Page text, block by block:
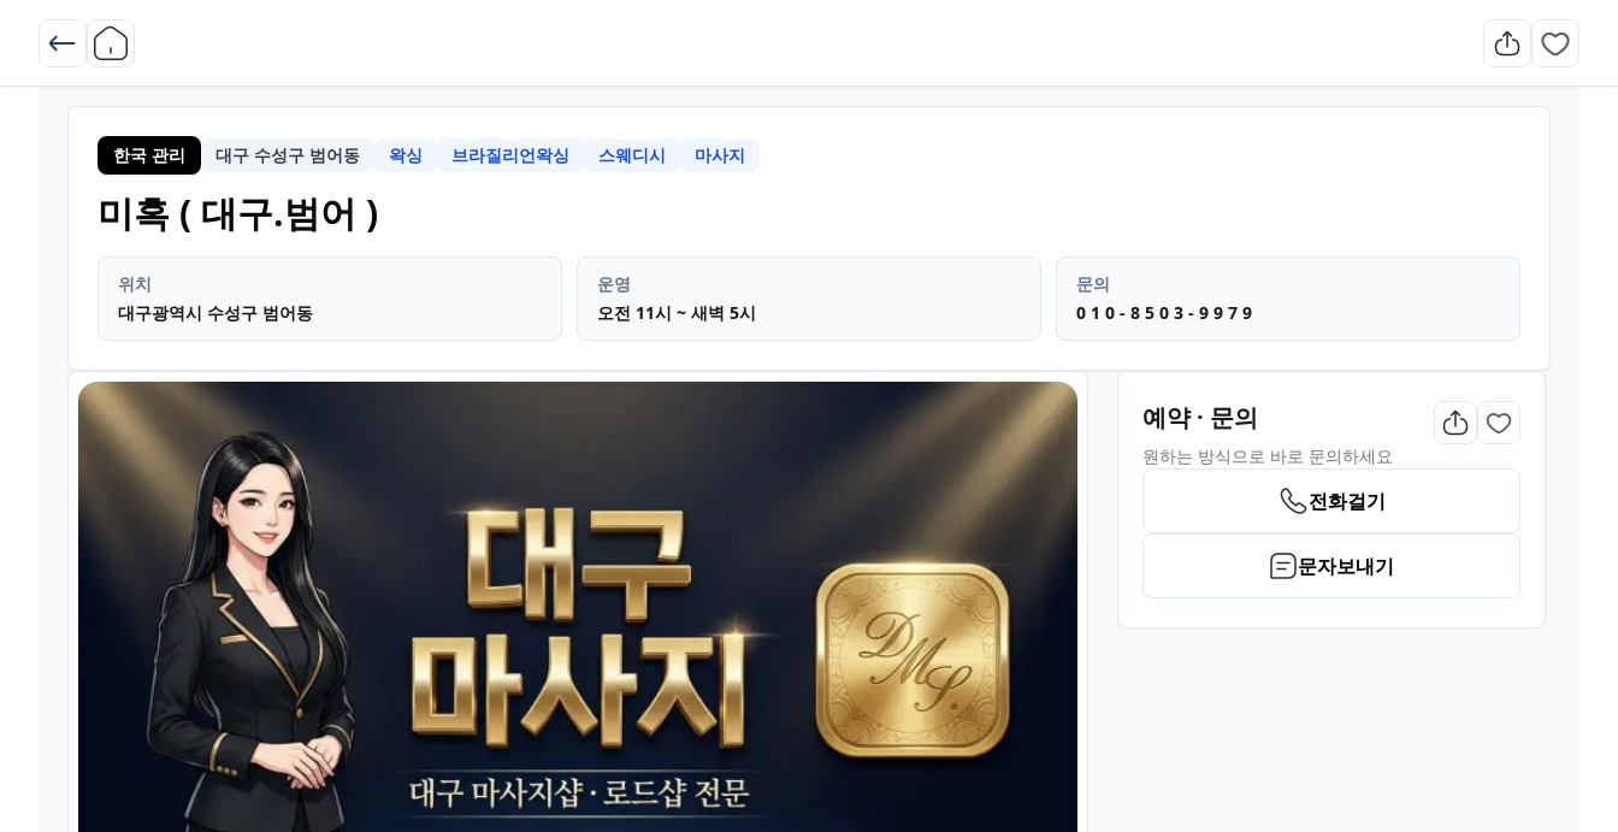
한국 관리 대구 수성구 범어동 왁싱 브라질리언왁싱 스웨디시 마사지
미혹 ( 대구.범어 )
위치
대구광역시 수성구 범어동
운영
오전 11시 ~ 새벽 5시
문의
0 1 0 - 8 5 0 3 - 9 9 7 9
예약 · 문의
원하는 방식으로 바로 문의하세요
전화걸기
문자보내기